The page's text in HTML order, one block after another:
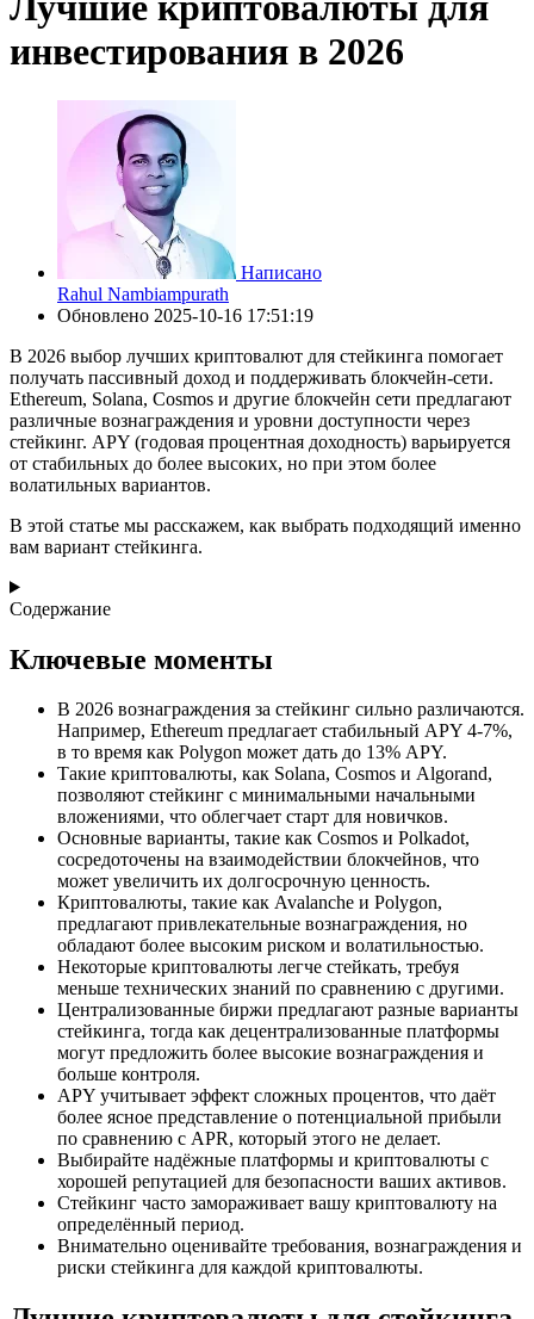
инвестирования в 2026
Написано
Rahul Nambiampurath
Обновлено 2025-10-16 17:51:19
В 2026 выбор лучших криптовалют для стейкинга помогает
получать пассивный доход и поддерживать блокчейн-сети.
Ethereum, Solana, Cosmos и другие блокчейн сети предлагают
различные вознаграждения и уровни доступности через
стейкинг. APY (годовая процентная доходность) варьируется
от стабильных до более высоких, но при этом более
волатильных вариантов.
В этой статье мы расскажем, как выбрать подходящий именно
вам вариант стейкинга.
Содержание
Ключевые моменты
В 2026 вознаграждения за стейкинг сильно различаются.
Например, Ethereum предлагает стабильный APY 4-7%,
в то время как Polygon может дать до 13% APY.
Такие криптовалюты, как Solana, Cosmos и Algorand,
позволяют стейкинг с минимальными начальными
вложениями, что облегчает старт для новичков.
Основные варианты, такие как Cosmos и Polkadot,
сосредоточены на взаимодействии блокчейнов, что
может увеличить их долгосрочную ценность.
Криптовалюты, такие как Avalanche и Polygon,
предлагают привлекательные вознаграждения, но
обладают более высоким риском и волатильностью.
Некоторые криптовалюты легче стейкать, требуя
меньше технических знаний по сравнению с другими.
Централизованные биржи предлагают разные варианты
стейкинга, тогда как децентрализованные платформы
могут предложить более высокие вознаграждения и
больше контроля.
APY учитывает эффект сложных процентов, что даёт
более ясное представление о потенциальной прибыли
по сравнению с APR, который этого не делает.
Выбирайте надёжные платформы и криптовалюты с
хорошей репутацией для безопасности ваших активов.
Стейкинг часто замораживает вашу криптовалюту на
определённый период.
Внимательно оценивайте требования, вознаграждения и
риски стейкинга для каждой криптовалюты.